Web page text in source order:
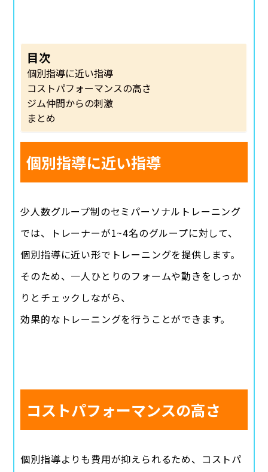
目次
個別指導に近い指導
コストパフォーマンスの高さ
ジム仲間からの刺激
まとめ
個別指導に近い指導
少人数グループ制のセミパーソナルトレーニング
では、トレーナーが1~4名のグループに対して、
個別指導に近い形でトレーニングを提供します。
そのため、一人ひとりのフォームや動きをしっか
りとチェックしながら、
効果的なトレーニングを行うことができます。
コストパフォーマンスの高さ
個別指導よりも費用が抑えられるため、コストパ